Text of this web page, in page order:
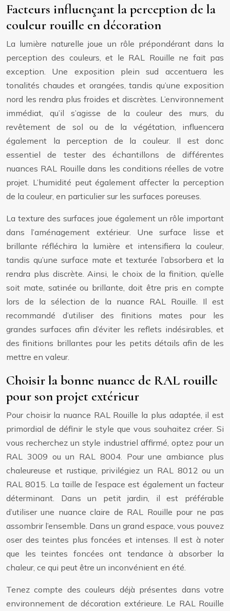
Facteurs influençant la perception de la
couleur rouille en décoration
La lumière naturelle joue un rôle prépondérant dans la
perception des couleurs, et le RAL Rouille ne fait pas
exception. Une exposition plein sud accentuera les
tonalités chaudes et orangées, tandis qu’une exposition
nord les rendra plus froides et discrètes. L’environnement
immédiat, qu’il s’agisse de la couleur des murs, du
revêtement de sol ou de la végétation, influencera
également la perception de la couleur. Il est donc
essentiel de tester des échantillons de différentes
nuances RAL Rouille dans les conditions réelles de votre
projet. L’humidité peut également affecter la perception
de la couleur, en particulier sur les surfaces poreuses.
La texture des surfaces joue également un rôle important
dans l’aménagement extérieur. Une surface lisse et
brillante réfléchira la lumière et intensifiera la couleur,
tandis qu’une surface mate et texturée l’absorbera et la
rendra plus discrète. Ainsi, le choix de la finition, qu’elle
soit mate, satinée ou brillante, doit être pris en compte
lors de la sélection de la nuance RAL Rouille. Il est
recommandé d’utiliser des finitions mates pour les
grandes surfaces afin d’éviter les reflets indésirables, et
des finitions brillantes pour les petits détails afin de les
mettre en valeur.
Choisir la bonne nuance de RAL rouille
pour son projet extérieur
Pour choisir la nuance RAL Rouille la plus adaptée, il est
primordial de définir le style que vous souhaitez créer. Si
vous recherchez un style industriel affirmé, optez pour un
RAL 3009 ou un RAL 8004. Pour une ambiance plus
chaleureuse et rustique, privilégiez un RAL 8012 ou un
RAL 8015. La taille de l’espace est également un facteur
déterminant. Dans un petit jardin, il est préférable
d’utiliser une nuance claire de RAL Rouille pour ne pas
assombrir l’ensemble. Dans un grand espace, vous pouvez
oser des teintes plus foncées et intenses. Il est à noter
que les teintes foncées ont tendance à absorber la
chaleur, ce qui peut être un inconvénient en été.
Tenez compte des couleurs déjà présentes dans votre
environnement de décoration extérieure. Le RAL Rouille